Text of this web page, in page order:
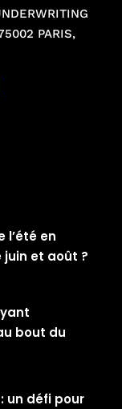
PARIS,
l’été en
juin et août ?
bout du
un défi pour